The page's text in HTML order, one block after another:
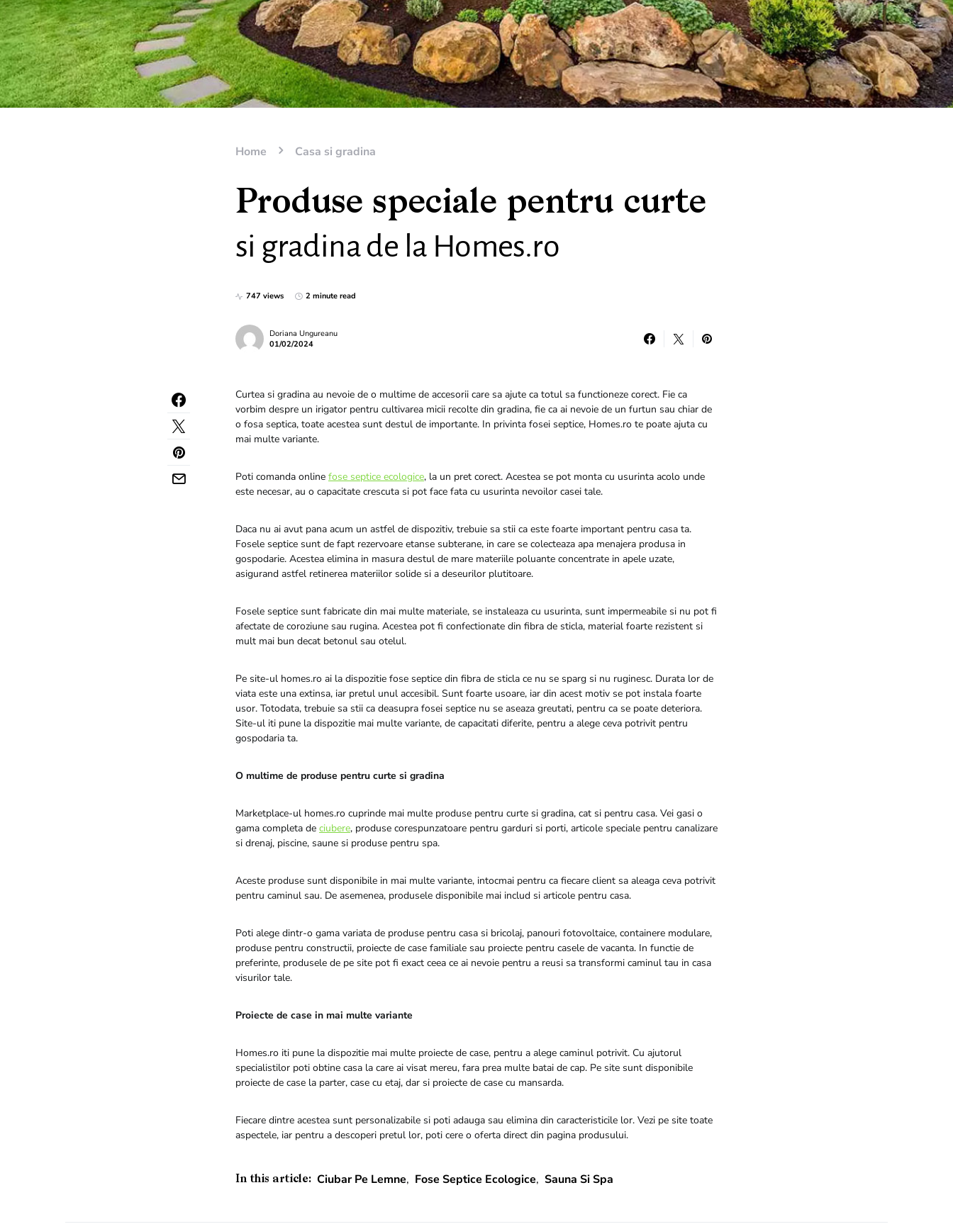
Home Casa si gradina
Produse speciale pentru curte
si gradina de la Homes.ro
747 views 2 minute read
Doriana Ungureanu
01/02/2024
Curtea si gradina au nevoie de o multime de accesorii care sa ajute ca totul sa functioneze corect. Fie ca
vorbim despre un irigator pentru cultivarea micii recolte din gradina, fie ca ai nevoie de un furtun sau chiar de
o fosa septica, toate acestea sunt destul de importante. In privinta fosei septice, Homes.ro te poate ajuta cu
mai multe variante.
Poti comanda online fose septice ecologice, la un pret corect. Acestea se pot monta cu usurinta acolo unde
este necesar, au o capacitate crescuta si pot face fata cu usurinta nevoilor casei tale.
Daca nu ai avut pana acum un astfel de dispozitiv, trebuie sa stii ca este foarte important pentru casa ta.
Fosele septice sunt de fapt rezervoare etanse subterane, in care se colecteaza apa menajera produsa in
gospodarie. Acestea elimina in masura destul de mare materiile poluante concentrate in apele uzate,
asigurand astfel retinerea materiilor solide si a deseurilor plutitoare.
Fosele septice sunt fabricate din mai multe materiale, se instaleaza cu usurinta, sunt impermeabile si nu pot fi
afectate de coroziune sau rugina. Acestea pot fi confectionate din fibra de sticla, material foarte rezistent si
mult mai bun decat betonul sau otelul.
Pe site-ul homes.ro ai la dispozitie fose septice din fibra de sticla ce nu se sparg si nu ruginesc. Durata lor de
viata este una extinsa, iar pretul unul accesibil. Sunt foarte usoare, iar din acest motiv se pot instala foarte
usor. Totodata, trebuie sa stii ca deasupra fosei septice nu se aseaza greutati, pentru ca se poate deteriora.
Site-ul iti pune la dispozitie mai multe variante, de capacitati diferite, pentru a alege ceva potrivit pentru
gospodaria ta.
O multime de produse pentru curte si gradina
Marketplace-ul homes.ro cuprinde mai multe produse pentru curte si gradina, cat si pentru casa. Vei gasi o
gama completa de ciubere, produse corespunzatoare pentru garduri si porti, articole speciale pentru canalizare
si drenaj, piscine, saune si produse pentru spa.
Aceste produse sunt disponibile in mai multe variante, intocmai pentru ca fiecare client sa aleaga ceva potrivit
pentru caminul sau. De asemenea, produsele disponibile mai includ si articole pentru casa.
Poti alege dintr-o gama variata de produse pentru casa si bricolaj, panouri fotovoltaice, containere modulare,
produse pentru constructii, proiecte de case familiale sau proiecte pentru casele de vacanta. In functie de
preferinte, produsele de pe site pot fi exact ceea ce ai nevoie pentru a reusi sa transformi caminul tau in casa
visurilor tale.
Proiecte de case in mai multe variante
Homes.ro iti pune la dispozitie mai multe proiecte de case, pentru a alege caminul potrivit. Cu ajutorul
specialistilor poti obtine casa la care ai visat mereu, fara prea multe batai de cap. Pe site sunt disponibile
proiecte de case la parter, case cu etaj, dar si proiecte de case cu mansarda.
Fiecare dintre acestea sunt personalizabile si poti adauga sau elimina din caracteristicile lor. Vezi pe site toate
aspectele, iar pentru a descoperi pretul lor, poti cere o oferta direct din pagina produsului.
In this article: Ciubar Pe Lemne, Fose Septice Ecologice, Sauna Si Spa